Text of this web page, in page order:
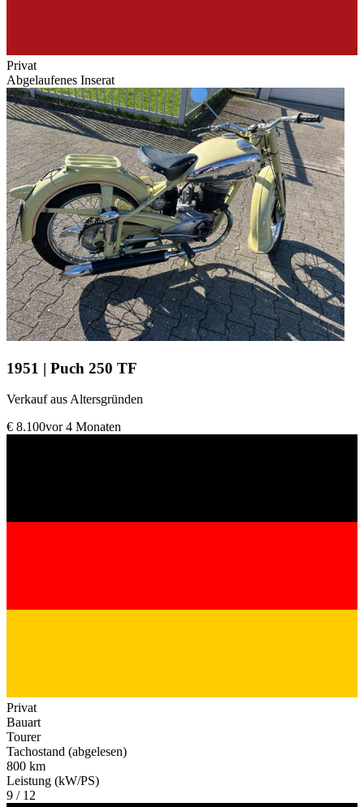
Privat
Abgelaufenes Inserat
1951 | Puch 250 TF
Verkauf aus Altersgründen
€ 8.100vor 4 Monaten
Privat
Bauart
Tourer
Tachostand (abgelesen)
800 km
Leistung (kW/PS)
9 / 12